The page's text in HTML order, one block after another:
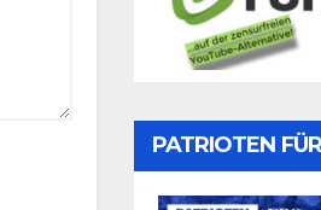
PATRIOTEN